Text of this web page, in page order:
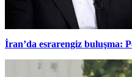
İran’da esrarengiz buluşma: